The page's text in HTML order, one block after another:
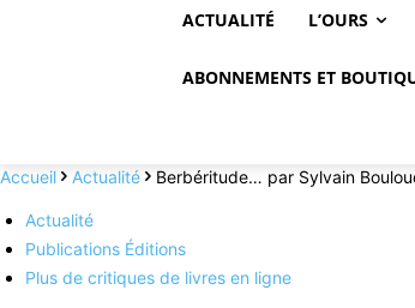
ACTUALITÉ L’OURS
ABONNEMENTS ET
Accueil Actualité Berbéritude… par Sylvain
Actualité
Publications Éditions
Plus de critiques de livres en ligne